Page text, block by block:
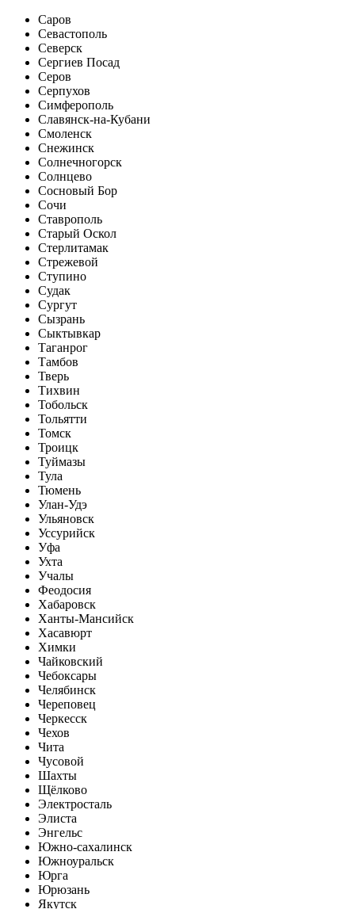
Саров
Севастополь
Северск
Сергиев Посад
Серов
Серпухов
Симферополь
Славянск-на-Кубани
Смоленск
Снежинск
Солнечногорск
Солнцево
Сосновый Бор
Сочи
Ставрополь
Старый Оскол
Стерлитамак
Стрежевой
Ступино
Судак
Сургут
Сызрань
Сыктывкар
Таганрог
Тамбов
Тверь
Тихвин
Тобольск
Тольятти
Томск
Троицк
Туймазы
Тула
Тюмень
Улан-Удэ
Ульяновск
Уссурийск
Уфа
Ухта
Учалы
Феодосия
Хабаровск
Ханты-Мансийск
Хасавюрт
Химки
Чайковский
Чебоксары
Челябинск
Череповец
Черкесск
Чехов
Чита
Чусовой
Шахты
Щёлково
Электросталь
Элиста
Энгельс
Южно-сахалинск
Южноуральск
Юрга
Юрюзань
Якутск